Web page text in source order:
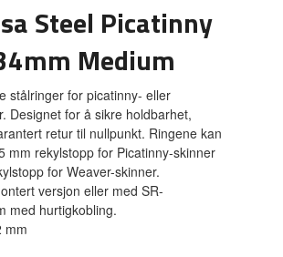
Steel Picatinny
Medium
stålringer for picatinny- eller
Designet for å sikre holdbarhet,
retur til nullpunkt. Ringene kan
mm rekylstopp for Picatinny-skinner
for Weaver-skinner.
versjon eller med SR-
med hurtigkobling.
mm